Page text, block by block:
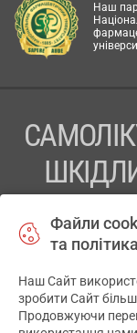
Наш
ПЕРЕД
ТОВ
Файли
та
Наш Сайт
зробити Сайт
Продовжуючи